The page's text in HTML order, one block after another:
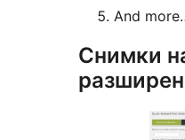
And
Снимки